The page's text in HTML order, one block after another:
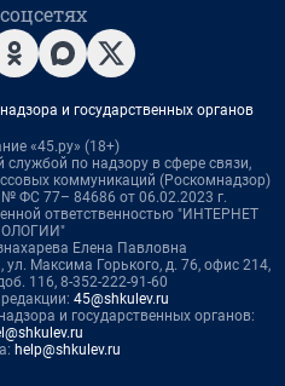
и государственных органов
«45.ру» (18+)
по надзору в сфере связи,
коммуникаций (Роскомнадзор)
ФС 77– 84686 от 06.02.2023 г.
ответственностью "ИНТЕРНЕТ
Елена Павловна
Максима Горького, д. 76, офис 214,
116, 8-352-222-91-60
45@shkulev.ru
и государственных органов:
help@shkulev.ru